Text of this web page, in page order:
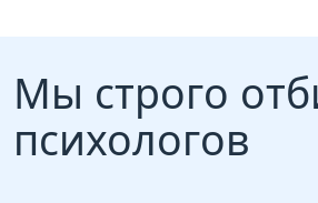
Мы строго
психологов